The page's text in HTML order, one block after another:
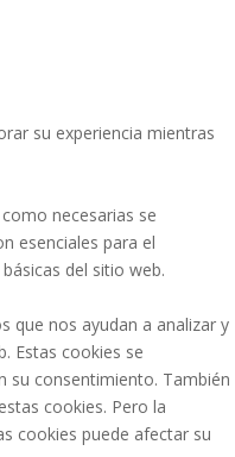
su experiencia mientras
necesarias se
esenciales para el
del sitio web.
que nos ayudan a analizar y
Estas cookies se
su consentimiento. También
cookies. Pero la
cookies puede afectar su